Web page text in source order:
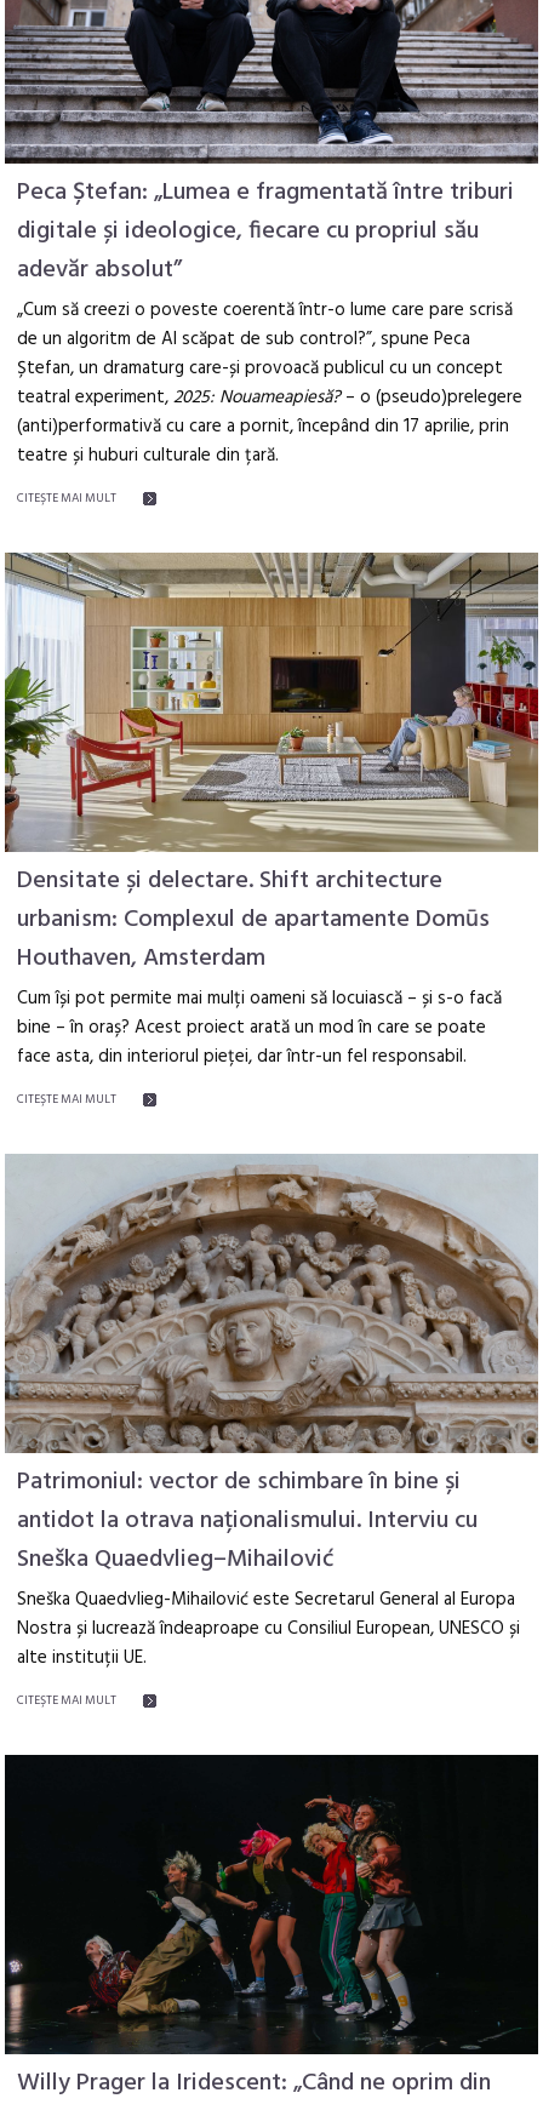
Peca Ștefan: „Lumea e fragmentată între triburi
digitale și ideologice, fiecare cu propriul său
adevăr absolut”
„Cum să creezi o poveste coerentă într-o lume care pare scrisă
de un algoritm de AI scăpat de sub control?”, spune Peca
Ștefan, un dramaturg care-și provoacă publicul cu un concept
teatral experiment,2025: Nouameapiesă?– o (pseudo)prelegere
(anti)performativă cu care a pornit, începând din 17 aprilie, prin
teatre și huburi culturale din țară.
CITEŞTE MAI MULT
Densitate și delectare. Shift architecture
urbanism: Complexul de apartamente Domūs
Houthaven, Amsterdam
Cum își pot permite mai mulți oameni să locuiască – și s-o facă
bine – în oraș? Acest proiect arată un mod în care se poate
face asta, din interiorul pieței, dar într-un fel responsabil.
CITEŞTE MAI MULT
Patrimoniul: vector de schimbare în bine și
antidot la otrava naționalismului. Interviu cu
Sneška Quaedvlieg–Mihailović
Sneška Quaedvlieg-Mihailović este Secretarul General al Europa
Nostra și lucrează îndeaproape cu Consiliul European, UNESCO și
alte instituții UE.
CITEŞTE MAI MULT
Willy Prager la Iridescent: „Când ne oprim din